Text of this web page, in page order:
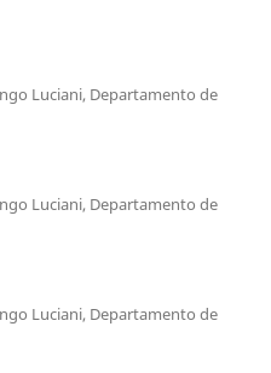
Luciani, Departamento de
Luciani, Departamento de
Luciani, Departamento de